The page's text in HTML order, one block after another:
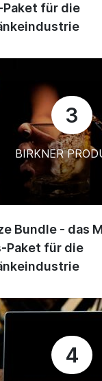
für die
3
BIRKNER
Bundle - das
Paket für die
4